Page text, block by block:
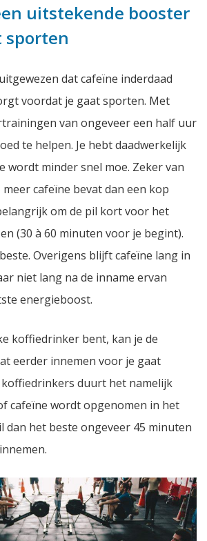
uitstekende booster
sporten
dat cafeïne inderdaad
voordat je gaat sporten. Met
van ongeveer een half uur
te helpen. Je hebt daadwerkelijk
wordt minder snel moe. Zeker van
cafeïne bevat dan een kop
om de pil kort voor het
(30 à 60 minuten voor je begint).
Overigens blijft cafeïne lang in
niet lang na de inname ervan
energieboost.
koffiedrinker bent, kan je de
eerder innemen voor je gaat
duurt het namelijk
cafeïne wordt opgenomen in het
dan het beste ongeveer 45 minuten